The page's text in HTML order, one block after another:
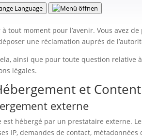
avez le droit d’obtenir à tout moment et
tout moment pour l’avenir. Vous avez
une réclamation auprès de
ainsi que pour toute question relative
légales.
et
externe
est hébergé par un prestataire externe.
IP, demandes de contact,